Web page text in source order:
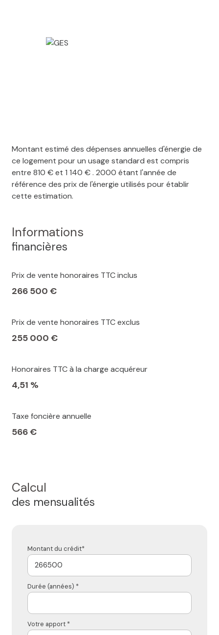
Montant estimé des dépenses annuelles d'énergie de
ce logement pour un usage standard est compris
entre 810 € et 1 140 € . 2000 étant l'année de
référence des prix de l'énergie utilisés pour établir
cette estimation.
Informations
financières
Prix de vente honoraires TTC inclus
266 500 €
Prix de vente honoraires TTC exclus
255 000 €
Honoraires TTC à la charge acquéreur
4,51 %
Taxe foncière annuelle
566 €
Calcul
des mensualités
Montant du crédit*
Durée (années) *
Votre apport *